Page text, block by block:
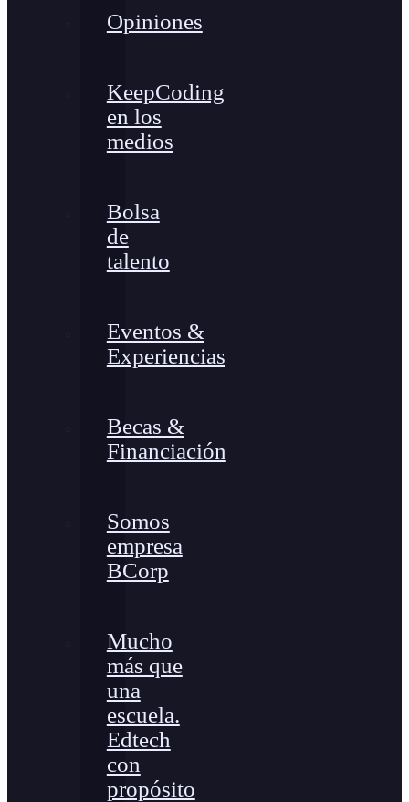
Opiniones
KeepCoding
en los
medios
Bolsa
de
talento
Eventos &
Experiencias
Becas &
Financiación
Somos
empresa
BCorp
Mucho
más que
una
escuela.
Edtech
con
propósito